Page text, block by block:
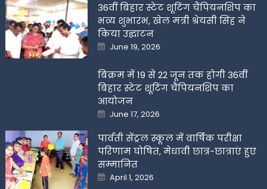
36वीं बिहार स्टेट शूटिंग चैंपियनशिप का
भव्य शुभारंभ, खेल मंत्री श्रेयसी सिंह ने
किया उद्घाटन
Posted
on
June 19, 2026
बिक्रम में 19 से 22 जून तक होगी 36वीं
बिहार स्टेट शूटिंग चैंपियनशिप का
आयोजन
Posted
on
June 17, 2026
पार्वती सेंट्रल स्कूल में वार्षिक परीक्षा
परिणाम घोषित, मेधावी छात्र-छात्राएं हुए
सम्मानित
Posted
on
April 1, 2026